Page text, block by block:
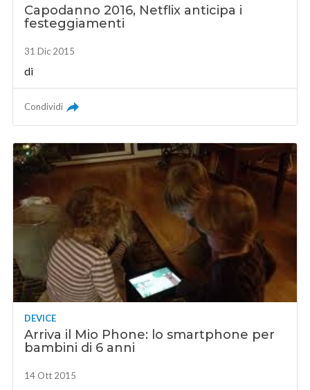
Capodanno 2016, Netflix anticipa i
festeggiamenti
31 Dic 2015
di
Condividi
DEVICE
Arriva il Mio Phone: lo smartphone per
bambini di 6 anni
14 Ott 2015